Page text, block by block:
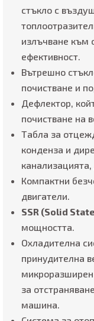
стъкло с
излъчване към
ефективност.
Вътрешно
почистване и
Дефлектор,
почистване на
Табла за
конденза и
Компактни
двигатели.
SSR (Solid
мощността.
Охладителна
принудителна
за
машина.